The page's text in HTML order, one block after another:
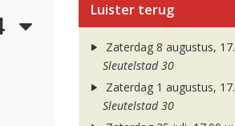
Luister terug
Zaterdag 8 augustus,
Sleutelstad 30
Zaterdag 1 augustus,
Sleutelstad 30